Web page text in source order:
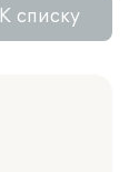
К списку